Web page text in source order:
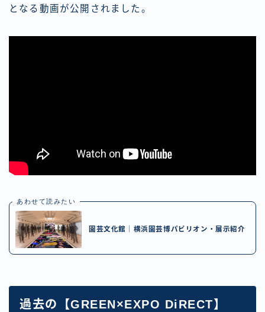
となる動画が公開されました。
あわせて読みたい
園芸文化館｜横浜園芸博パビリオン・展示紹介
過去の【GREEN×EXPO DiRECT】